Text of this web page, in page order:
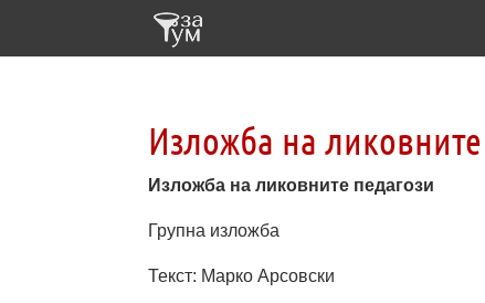
Изложба на ликовните
Изложба на ликовните педагози
Групна изложба
Текст: Марко Арсовски